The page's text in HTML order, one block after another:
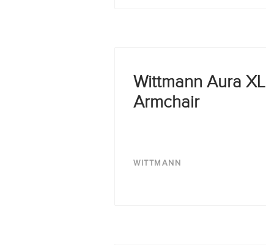
Wittmann Aura XL
Armchair
WITTMANN